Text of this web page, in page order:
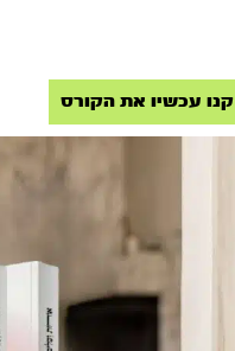
קנו עכשיו את הקורס